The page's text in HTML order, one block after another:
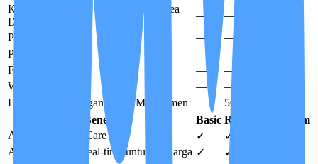
Kunjungan Dokter Onsite
tersedia area
DKI Jakarta
— —
Priority Access
— —
Privilege Card
— —
Family Care Plan
— —
Welcome Gift
— —
Diskon perpanjangan Biaya Manajemen
— 50%
Benefit
Basic Reguler
Premium
Asesmen awal + Care Plan
✓ ✓
Akses IMCIS™ real-time untuk keluarga ✓ ✓